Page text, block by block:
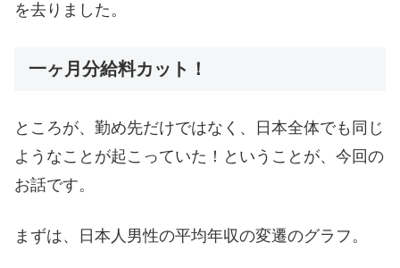
を去りました。
一ヶ月分給料カット！
ところが、勤め先だけではなく、日本全体でも同じ
ようなことが起こっていた！ということが、今回の
お話です。
まずは、日本人男性の平均年収の変遷のグラフ。